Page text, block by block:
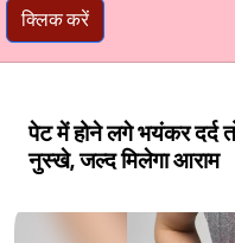
क्लिक करें
पेट में होने लगे भयंकर दर्द
नुस्खे, जल्द मिलेगा आराम